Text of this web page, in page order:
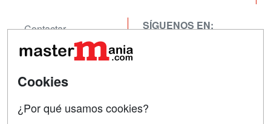
Contactar
Confidencialidad
Aviso legal
SÍGUENOS EN:
Cookies
¿Por qué usamos cookies?